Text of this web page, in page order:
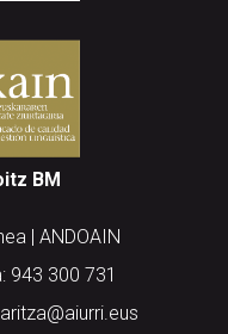
BM
| ANDOAIN
943 300 731